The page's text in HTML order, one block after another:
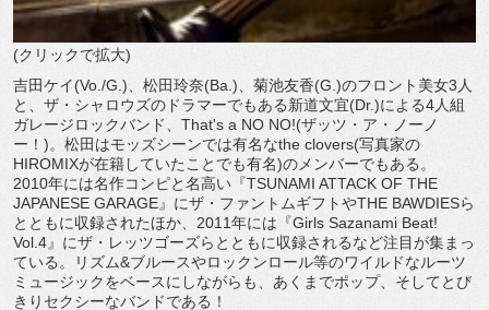
(クリックで拡大)
吉田ケイ(Vo./G.)、松田玲奈(Ba.)、菊池友香(G.)のフロント美女3人
と、ザ・シャロウズのドラマーでもある新道文宜(Dr.)による4人組
ガレージロックバンド、That's a NO NO!(ザッツ・ア・ノーノ
ー！)。松田はモッズシーンでは有名なthe clovers(写真家の
HIROMIXが在籍していたことでも有名)のメンバーでもある。
2010年には名作コンピと名高い『TSUNAMI ATTACK OF THE
JAPANESE GARAGE』にザ・ファントムギフトやTHE BAWDIESら
とともに収録されたほか、2011年には『Girls Sazanami Beat!
Vol.4』にザ・レッツゴーズらとともに収録されるなど注目が集まっ
ている。リズム&ブルースやロックンロール等のワイルドなルーツ
ミュージックをベースにしながらも、あくまでポップ、そしてとび
きりセクシーなバンドである！